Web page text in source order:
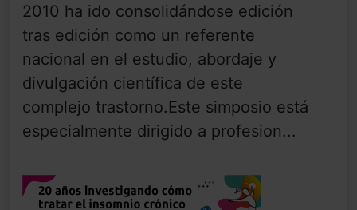
2010 ha ido consolidándose edición
tras edición como un referente
nacional en el estudio, abordaje y
divulgación científica de este
complejo trastorno.Este simposio está
especialmente dirigido a profesion...